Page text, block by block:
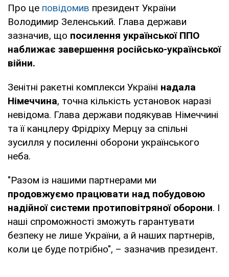
Про це повідомив президент України
Володимир Зеленський. Глава держави
зазначив, що посилення української ППО
наближає завершення російсько-української
війни.
Зенітні ракетні комплекси Україні надала
Німеччина, точна кількість установок наразі
невідома. Глава держави подякував Німеччині
та її канцлеру Фрідріху Мерцу за спільні
зусилля у посиленні оборони українського
неба.
"Разом із нашими партнерами ми
продовжуємо працювати над побудовою
надійної системи протиповітряної оборони. І
наші спроможності зможуть гарантувати
безпеку не лише України, а й наших партнерів,
коли це буде потрібно", – зазначив президент.